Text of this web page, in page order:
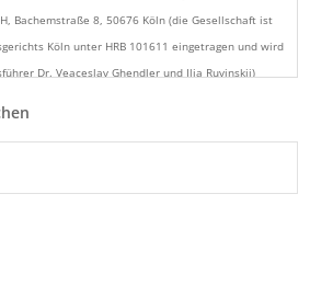
Bachemstraße 8, 50676 Köln (die Gesellschaft ist
Köln unter HRB 101611 eingetragen und wird
Dr. Veaceslav Ghendler und Ilja Ruvinskij)
Partnerschaftsgesellschaft